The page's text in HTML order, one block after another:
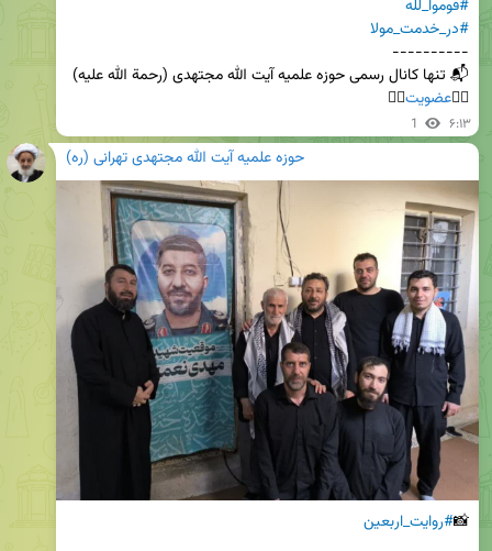
#قوموا_لله
#در_خدمت_مولا
👈🏻عضویت👉🏻
1 ۶:۱۳
حوزه علمیه آیت الله مجتهدی تهرانی (ره)
📸#روایت_اربعین